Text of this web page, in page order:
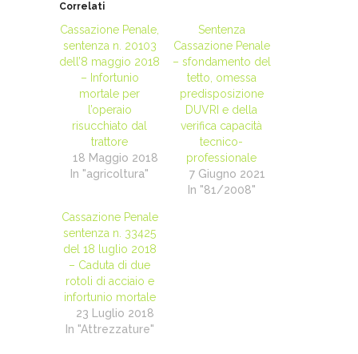
Correlati
Cassazione Penale,
sentenza n. 20103
dell’8 maggio 2018
– Infortunio
mortale per
l’operaio
risucchiato dal
trattore
18 Maggio 2018
In "agricoltura"
Sentenza
Cassazione Penale
– sfondamento del
tetto, omessa
predisposizione
DUVRI e della
verifica capacità
tecnico-
professionale
7 Giugno 2021
In "81/2008"
Cassazione Penale
sentenza n. 33425
del 18 luglio 2018
– Caduta di due
rotoli di acciaio e
infortunio mortale
23 Luglio 2018
In "Attrezzature"